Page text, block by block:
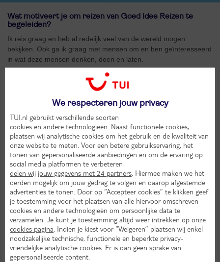
Wat motiveert je om reizen van Goed Idee Reizen te
begeleiden?
Ik reis graag en heb al redelijk veel van de wereld mogen
bekijken. Ook ga ik graag met mensen om en ben geïnteresseerd
in wat deze mensen denken, doen en laten.
Wat is de toegevoegde waarde van het reizen in een
Het samen beleven van de natuur, de gezelligheid in een totale
en als christenen elkaar delen wat ons bezig houdt.
Wat maakt de reizen van Goed Idee Reizen zo speciaal?
De verbondenheid als christenen onder elkaar geeft verdieping.
Dezelfde principes en gewoonten. Heel mooi om als groep de
dagen af te sluiten en de samenkomsten op zondag bij te wonen.
En ook het onverwachte maakt een reis heel speciaal.
Welke landen heb je met Goed Idee Reizen mogen
bezoeken?
Al redelijk veel landen in Europa.
We respecteren jouw privacy
TUI.nl gebruikt verschillende soorten
cookies en andere technologieën . Naast functionele cookies,
plaatsen wij analytische cookies om het gebruik en de kwaliteit van
onze website te meten. Voor een betere gebruikservaring, het
tonen van gepersonaliseerde aanbiedingen en om de ervaring op
social media platformen te verbeteren
delen wij jouw gegevens met 24 partners . Hiermee maken we het
derden mogelijk om jouw gedrag te volgen en daarop afgestemde
advertenties te tonen. Door op “Accepteer cookies” te klikken geef
je toestemming voor het plaatsen van alle hiervoor omschreven
cookies en andere technologieën om persoonlijke data te
verzamelen. Je kunt je toestemming altijd weer intrekken op onze
cookies pagina . Indien je kiest voor “Weigeren” plaatsen wij enkel
noodzakelijke technische, functionele en beperkte privacy-
vriendelijke analytische cookies. Er is dan geen sprake van
gepersonaliseerde content.